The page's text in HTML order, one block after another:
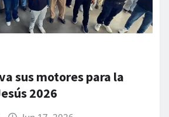
sus motores para la
2026